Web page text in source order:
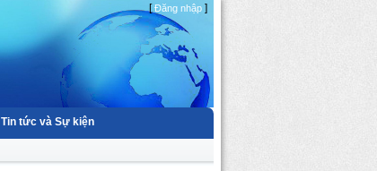
[Đăng nhập ]
Tin tức và Sự kiện